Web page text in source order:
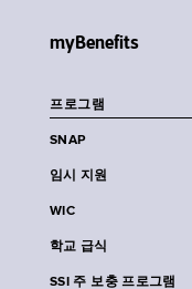
myBenefits
프로그램
SNAP
임시 지원
WIC
학교 급식
SSI 주 보충 프로그램